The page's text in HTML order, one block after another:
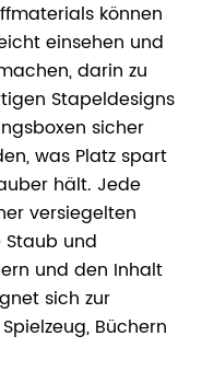
können
einsehen und
darin zu
Stapeldesigns
sicher
was Platz spart
hält. Jede
versiegelten
und
und den Inhalt
sich zur
Büchern